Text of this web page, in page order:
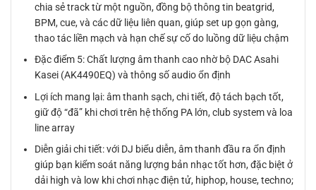
chia sẻ track từ một nguồn, đồng bộ thông tin beatgrid,
BPM, cue, và các dữ liệu liên quan, giúp set up gọn gàng,
thao tác liền mạch và hạn chế sự cố do luồng dữ liệu chậm
Đặc điểm 5: Chất lượng âm thanh cao nhờ bộ DAC Asahi
Kasei (AK4490EQ) và thông số audio ổn định
Lợi ích mang lại: âm thanh sạch, chi tiết, độ tách bạch tốt,
giữ độ “đã” khi chơi trên hệ thống PA lớn, club system và loa
line array
Diễn giải chi tiết: với DJ biểu diễn, âm thanh đầu ra ổn định
giúp bạn kiểm soát năng lượng bản nhạc tốt hơn, đặc biệt ở
dải high và low khi chơi nhạc điện tử, hiphop, house, techno;